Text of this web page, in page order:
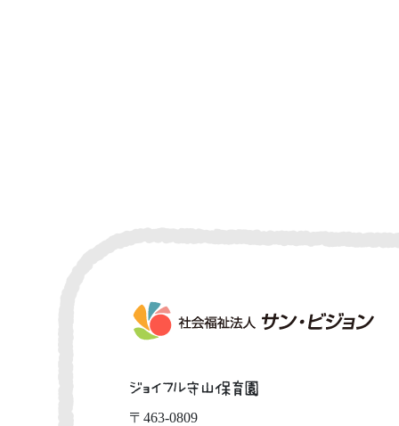
ジョイフル守山保育園
〒463-0809